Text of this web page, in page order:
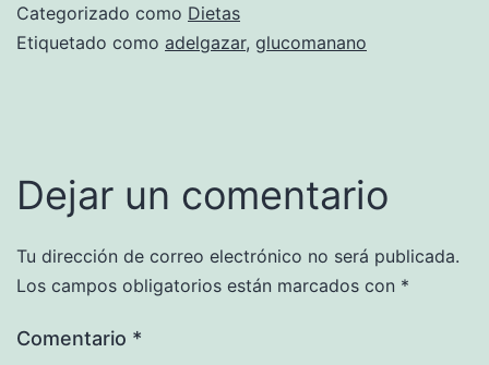
Categorizado como Dietas
Etiquetado como adelgazar, glucomanano
Dejar un comentario
Tu dirección de correo electrónico no será publicada.
Los campos obligatorios están marcados con *
Comentario *